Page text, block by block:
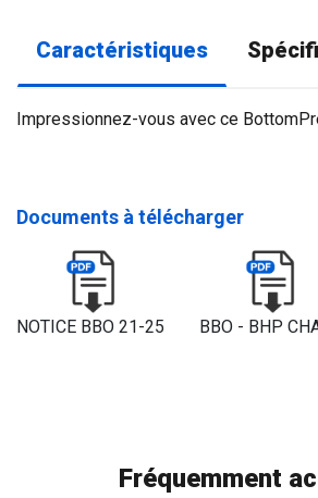
Caractéristiques
Impressionnez-vous avec ce
Documents à télécharger
NOTICE BBO 21-25 BBO - BHP
Fréquemment